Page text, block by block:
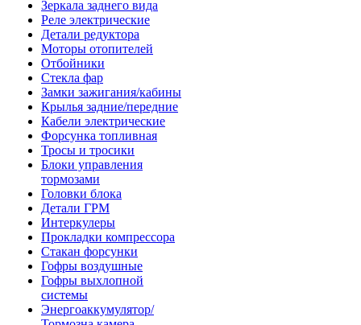
Зеркала заднего вида
Реле электрические
Детали редуктора
Моторы отопителей
Отбойники
Стекла фар
Замки зажигания/кабины
Крылья задние/передние
Кабели электрические
Форсунка топливная
Тросы и тросики
Блоки управления
тормозами
Головки блока
Детали ГРМ
Интеркулеры
Прокладки компрессора
Стакан форсунки
Гофры воздушные
Гофры выхлопной
системы
Энергоаккумулятор/